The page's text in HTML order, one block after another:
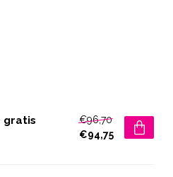
gratis
€96,70
€94,75